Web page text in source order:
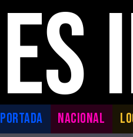
ES
PORTADA NACIONAL